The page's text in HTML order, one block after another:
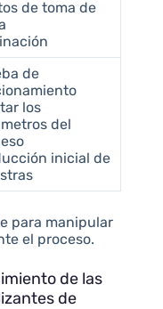
de toma de
de
los
del
inicial de
para manipular
el proceso.
de las
de